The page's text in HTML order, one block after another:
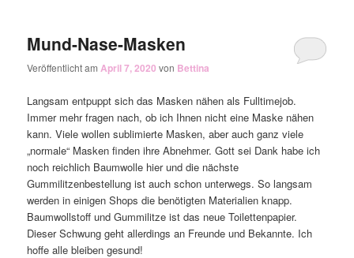
Mund-Nase-Masken
Veröffentlicht amApril 7, 2020 von Bettina
Langsam entpuppt sich das Masken nähen als Fulltimejob.
Immer mehr fragen nach, ob ich Ihnen nicht eine Maske nähen
kann. Viele wollen sublimierte Masken, aber auch ganz viele
„normale“ Masken finden ihre Abnehmer. Gott sei Dank habe ich
noch reichlich Baumwolle hier und die nächste
Gummilitzenbestellung ist auch schon unterwegs. So langsam
werden in einigen Shops die benötigten Materialien knapp.
Baumwollstoff und Gummilitze ist das neue Toilettenpapier.
Dieser Schwung geht allerdings an Freunde und Bekannte. Ich
hoffe alle bleiben gesund!